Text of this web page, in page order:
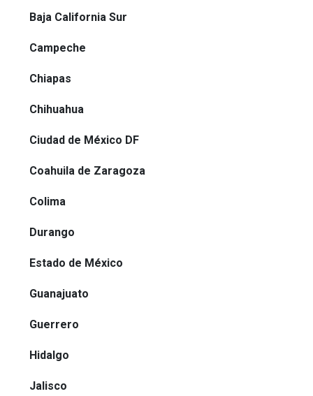
Baja California Sur
Campeche
Chiapas
Chihuahua
Ciudad de México DF
Coahuila de Zaragoza
Colima
Durango
Estado de México
Guanajuato
Guerrero
Hidalgo
Jalisco